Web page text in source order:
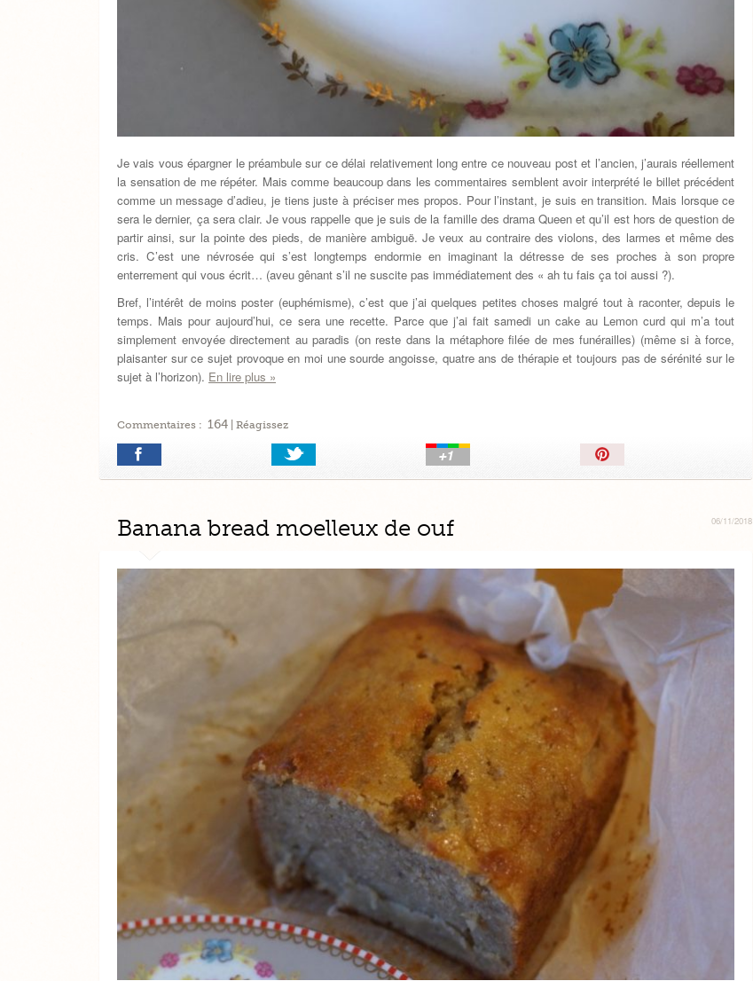
Je vais vous épargner le préambule sur ce délai relativement long entre ce nouveau post et l’ancien, j’aurais réellement
la sensation de me répéter. Mais comme beaucoup dans les commentaires semblent avoir interprété le billet précédent
comme un message d’adieu, je tiens juste à préciser mes propos. Pour l’instant, je suis en transition. Mais lorsque ce
sera le dernier, ça sera clair. Je vous rappelle que je suis de la famille des drama Queen et qu’il est hors de question de
partir ainsi, sur la pointe des pieds, de manière ambiguë. Je veux au contraire des violons, des larmes et même des
cris. C’est une névrosée qui s’est longtemps endormie en imaginant la détresse de ses proches à son propre
enterrement qui vous écrit… (aveu gênant s’il ne suscite pas immédiatement des « ah tu fais ça toi aussi ?).
Bref, l’intérêt de moins poster (euphémisme), c’est que j’ai quelques petites choses malgré tout à raconter, depuis le
temps. Mais pour aujourd’hui, ce sera une recette. Parce que j’ai fait samedi un cake au Lemon curd qui m’a tout
simplement envoyée directement au paradis (on reste dans la métaphore filée de mes funérailles) (même si à force,
plaisanter sur ce sujet provoque en moi une sourde angoisse, quatre ans de thérapie et toujours pas de sérénité sur le
sujet à l’horizon). En lire plus »
Commentaires : 164| Réagissez
Épingler!
06/11/2018
Banana bread moelleux de ouf